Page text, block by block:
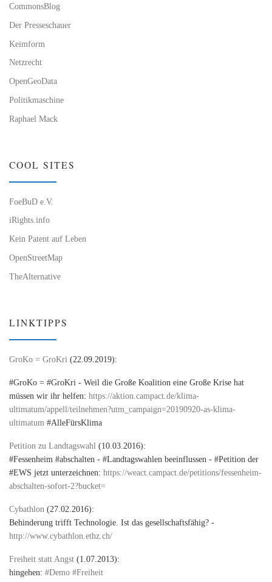
CommonsBlog
Der Presseschauer
Keimform
Netzrecht
OpenGeoData
Politikmaschine
Raphael Mack
COOL SITES
FoeBuD e.V.
iRights.info
Kein Patent auf Leben
OpenStreetMap
TheAlternative
LINKTIPPS
GroKo = GroKri (22.09.2019):
#GroKo = #GroKri - Weil die Große Koalition eine Große Krise hat
müssen wir ihr helfen: https://aktion.campact.de/klima-
ultimatum/appell/teilnehmen?utm_campaign=20190920-as-klima-
ultimatum #AlleFürsKlima
Petition zu Landtagswahl (10.03.2016):
#Fessenheim #abschalten - #Landtagswahlen beeinflussen - #Petition der
#EWS jetzt unterzeichnen: https://weact.campact.de/petitions/fessenheim-
abschalten-sofort-2?bucket=
Cybathlon (27.02.2016):
Behinderung trifft Technologie. Ist das gesellschaftsfähig? -
http://www.cybathlon.ethz.ch/
Freiheit statt Angst (1.07.2013):
hingehen: #Demo #Freiheit